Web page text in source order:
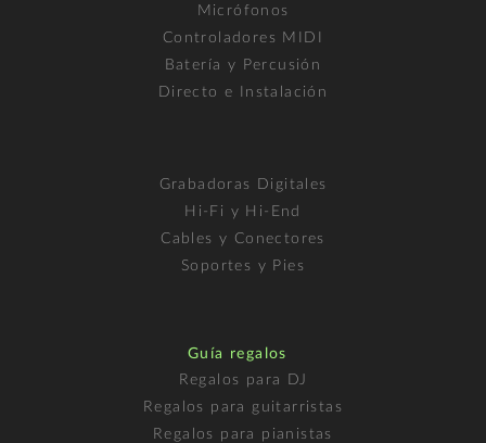
Micrófonos
Controladores MIDI
Batería y Percusión
Directo e Instalación
Grabadoras Digitales
Hi-Fi y Hi-End
Cables y Conectores
Soportes y Pies
Guía regalos
Regalos para DJ
Regalos para guitarristas
Regalos para pianistas